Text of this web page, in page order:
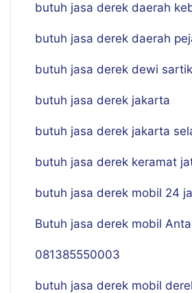
butuh jasa derek daerah
butuh jasa derek daerah
butuh jasa derek dewi
butuh jasa derek jakarta
butuh jasa derek jakarta
butuh jasa derek keramat
butuh jasa derek mobil 24
Butuh jasa derek mobil
081385550003
butuh jasa derek mobil